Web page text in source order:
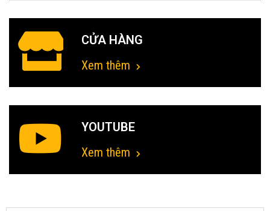
CỬA HÀNG
Xem thêm
YOUTUBE
Xem thêm